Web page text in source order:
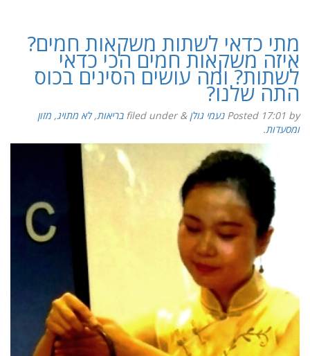
מתי כדאי לשתות משקאות חמים?
איזה משקאות חמים הכי כדאי
לשתות? ומה עושים הסינים בכוס
התה שלנו?
Posted 17:01 by נעמי גולן &
filed under בריאות,לא מתויג, מזון
ומסעדות.